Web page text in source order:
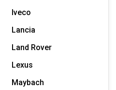
Iveco
Lancia
Land Rover
Lexus
Maybach